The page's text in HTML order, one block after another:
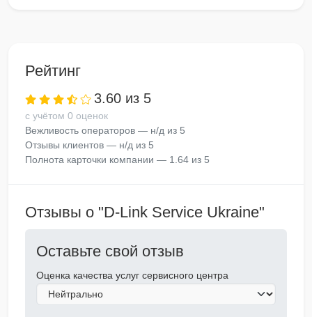
Рейтинг
3.60 из 5
с учётом 0 оценок
Вежливость операторов — н/д из 5
Отзывы клиентов — н/д из 5
Полнота карточки компании — 1.64 из 5
Отзывы о "D-Link Service Ukraine"
Оставьте свой отзыв
Оценка качества услуг сервисного центра